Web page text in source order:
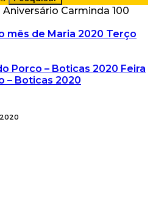
Aniversário Carminda 100
Terço
Feira
– Boticas 2020